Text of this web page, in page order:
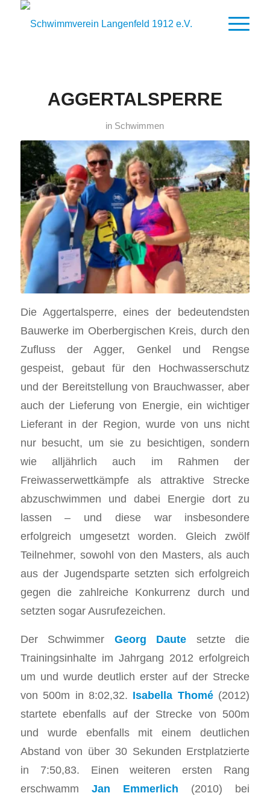
AGGERTALSPERRE
in Schwimmen
Die Aggertalsperre, eines der bedeutendsten
Bauwerke im Oberbergischen Kreis, durch den
Zufluss der Agger, Genkel und Rengse
gespeist, gebaut für den Hochwasserschutz
und der Bereitstellung von Brauchwasser, aber
auch der Lieferung von Energie, ein wichtiger
Lieferant in der Region, wurde von uns nicht
nur besucht, um sie zu besichtigen, sondern
wie alljährlich auch im Rahmen der
Freiwasserwettkämpfe als attraktive Strecke
abzuschwimmen und dabei Energie dort zu
lassen – und diese war insbesondere
erfolgreich umgesetzt worden. Gleich zwölf
Teilnehmer, sowohl von den Masters, als auch
aus der Jugendsparte setzten sich erfolgreich
gegen die zahlreiche Konkurrenz durch und
setzten sogar Ausrufezeichen.
Der Schwimmer Georg Daute setzte die
Trainingsinhalte im Jahrgang 2012 erfolgreich
um und wurde deutlich erster auf der Strecke
von 500m in 8:02,32. Isabella Thomé(2012)
startete ebenfalls auf der Strecke von 500m
und wurde ebenfalls mit einem deutlichen
Abstand von über 30 Sekunden Erstplatzierte
in 7:50,83. Einen weiteren ersten Rang
erschwamm Jan Emmerlich (2010) bei